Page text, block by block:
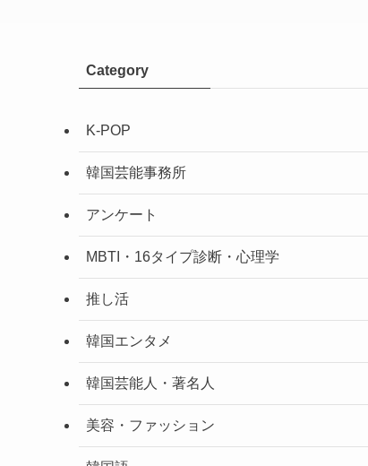
Category
K-POP
韓国芸能事務所
アンケート
MBTI・16タイプ診断・心理学
推し活
韓国エンタメ
韓国芸能人・著名人
美容・ファッション